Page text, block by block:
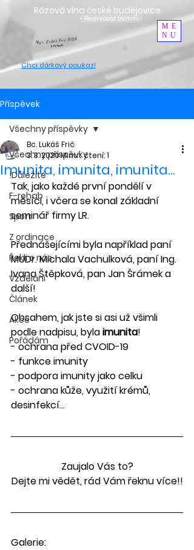
ME
NU
Rázová vlna české budějovice
- Rezervovat termín -
Mgr. Lukáš Frič, DBA
F-rehab
Chci dárkový poukaz!
Příspěvek
Všechny příspěvky
!Důležité
F-rehab
Sport
Z ordinace
Řekli o nás
Vzdělání
Článek
Akce
Pořádám
Všechny příspěvky
Imunita, imunita, imunita...
Bc. Lukáš Frič
3. 3. 2020Minut čtení: 1
Tak, jako každé první pondělí v
měsíci, i včera se konal základní
seminář firmy LR.
Přednášejícími byla například paní
MUDr. Michala Vachulková, paní Ing.
Ivana Štěpková, pan Jan Šrámek a
další!
Obsahem, jak jste si asi už všimli
podle nadpisu, byla imunita!
- ochrana před CVOID-19
- funkce imunity
- podpora imunity jako celku
- ochrana kůže, využití krémů,
desinfekcí...
Zaujalo Vás to?
Dejte mi vědět, rád Vám řeknu více!!
Galerie: